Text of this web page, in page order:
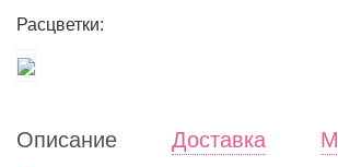
Расцветки:
Описание Доставка